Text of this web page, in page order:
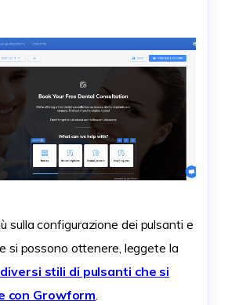
sulla configurazione dei pulsanti e
si possono ottenere, leggete la
stili di pulsanti che si
con Growform.